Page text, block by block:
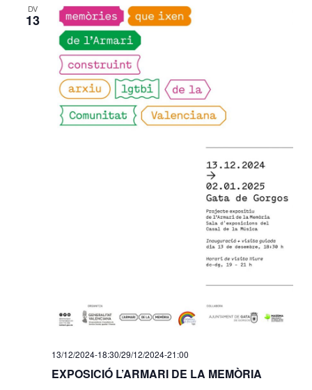
DV
13
EXPOSICIÓ L’ARMARI DE LA MEMÒRIA
13/12/2024-18:30/29/12/2024-21:00